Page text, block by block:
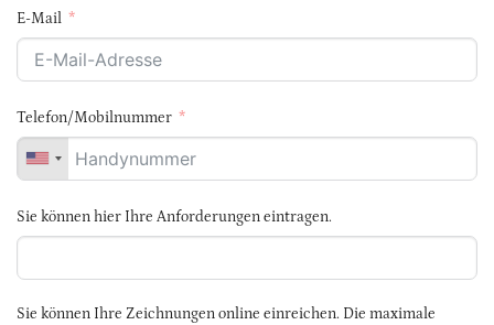
E-Mail
Telefon/Mobilnummer
Sie können hier Ihre Anforderungen eintragen.
Sie können Ihre Zeichnungen online einreichen. Die maximale